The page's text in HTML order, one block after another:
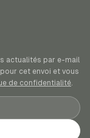
actualités par e-mail
cet envoi et vous
de confidentialité.